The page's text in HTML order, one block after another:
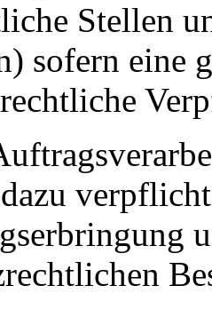
Stellen
sofern eine